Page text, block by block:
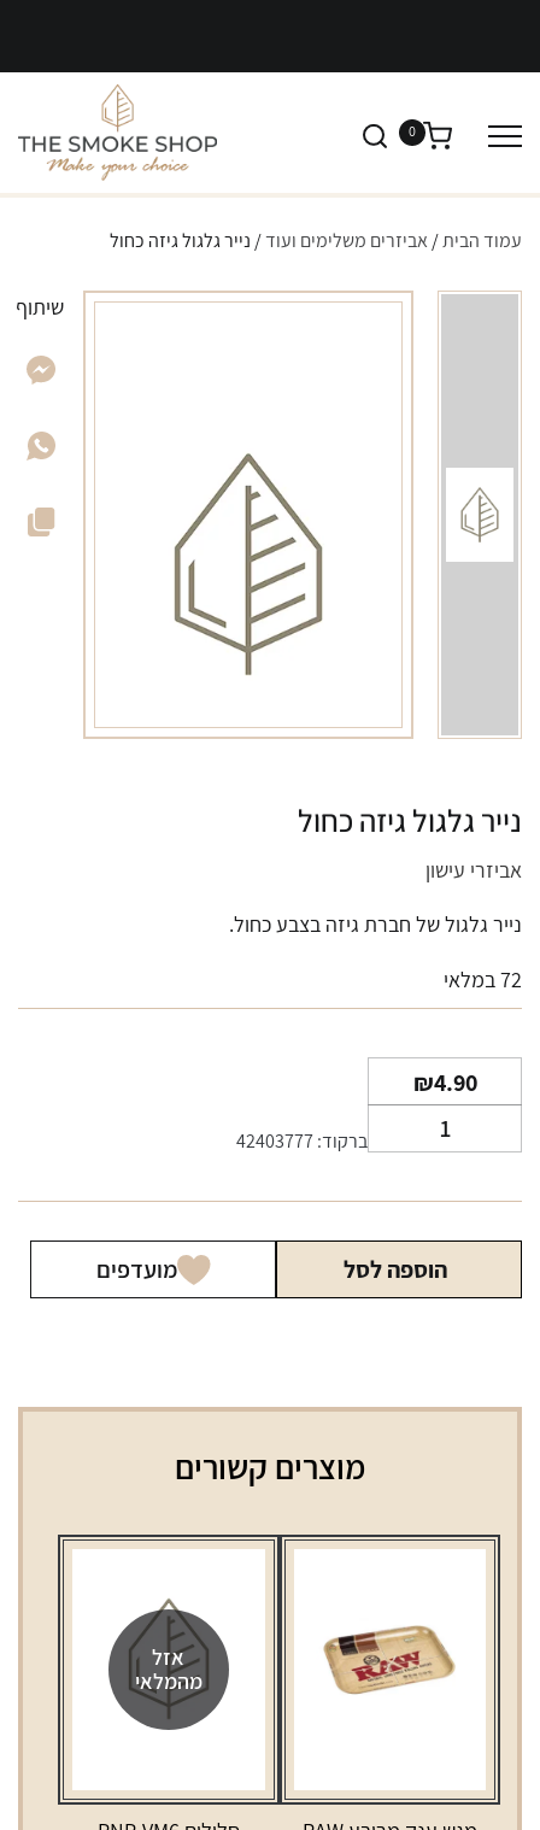
0
עמוד הבית/ אביזרים משלימים ועוד/ נייר גלגול גיזה כחול
נייר גלגול גיזה כחול
אביזרי עישון
נייר גלגול של חברת גיזה בצבע כחול.
72 במלאי
₪4.90
של
ברקוד: 42403777
הוספה לסל מועדפים
שיתוף
מוצרים קשורים
אזל
מהמלאי